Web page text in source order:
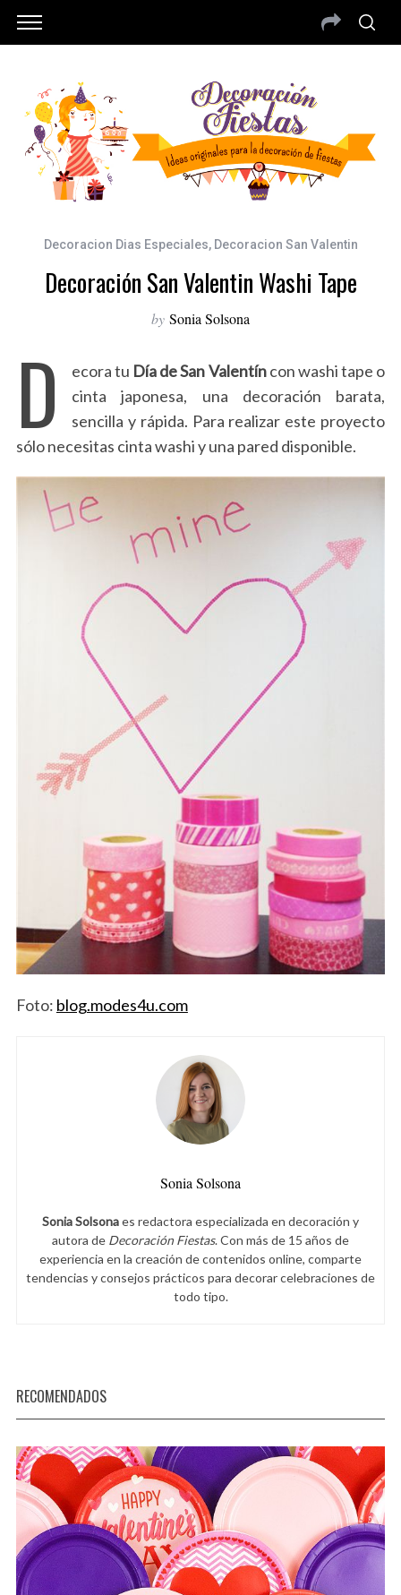
Decoracion Dias Especiales, Decoracion San Valentin
Decoración San Valentin Washi Tape
by Sonia Solsona
D ecora tu Día de San Valentíncon washi tape o
cinta japonesa, una decoración barata,
sencilla y rápida. Para realizar este proyecto
sólo necesitas cinta washi y una pared disponible.
Foto: blog.modes4u.com
Sonia Solsona
Sonia Solsonaes redactora especializada en decoración y
autora de Decoración Fiestas. Con más de 15 años de
experiencia en la creación de contenidos online, comparte
tendencias y consejos prácticos para decorar celebraciones de
todo tipo.
RECOMENDADOS